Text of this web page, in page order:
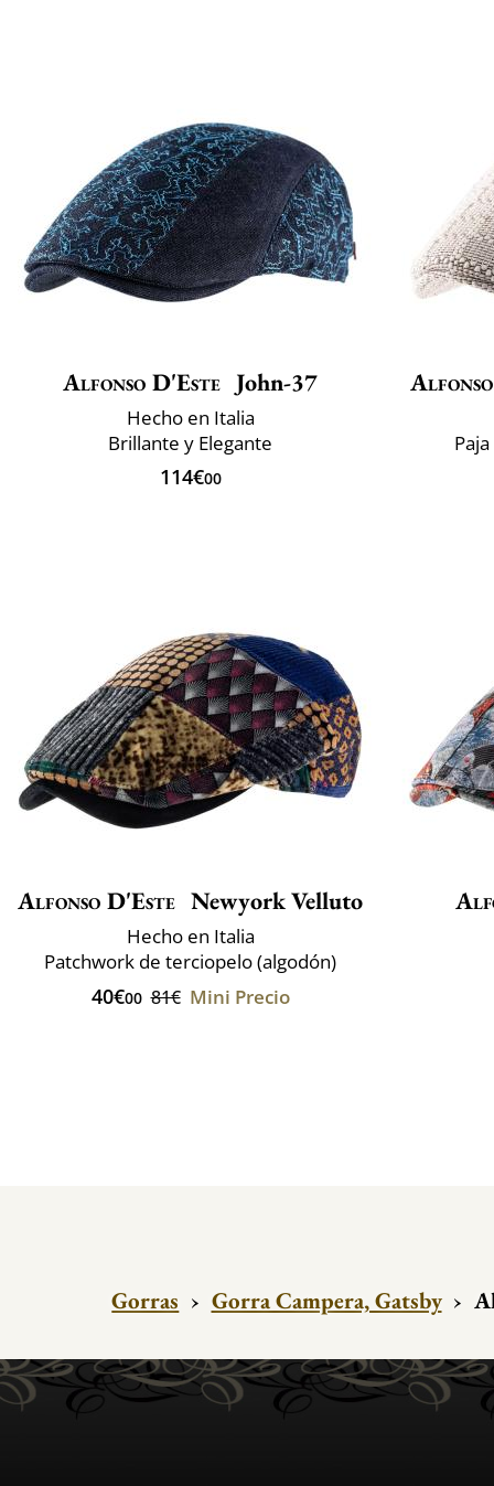
Alfonso D'Este John-37
Hecho en Italia
Brillante y Elegante
114€00
Alfonso D'Este Newyork Velluto
Hecho en Italia
Patchwork de terciopelo (algodón)
40€00 81€ Mini Precio
Gorras › Gorra Campera, Gatsby ›